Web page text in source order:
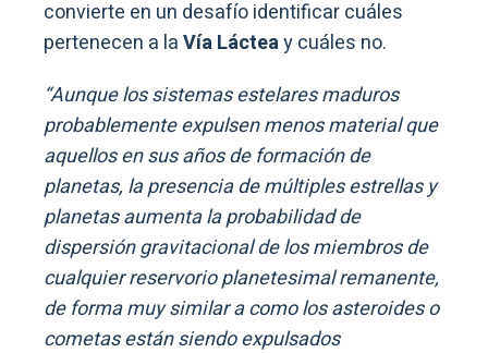
convierte en un desafío identificar cuáles
pertenecen a laVía Lácteay cuáles no.
“Aunque los sistemas estelares maduros
probablemente expulsen menos material que
aquellos en sus años de formación de
planetas, la presencia de múltiples estrellas y
planetas aumenta la probabilidad de
dispersión gravitacional de los miembros de
cualquier reservorio planetesimal remanente,
de forma muy similar a como los asteroides o
cometas están siendo expulsados ​​